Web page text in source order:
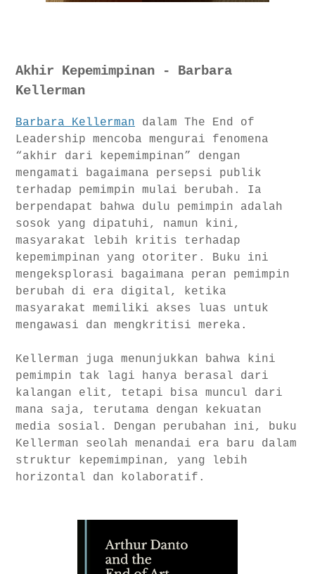
Akhir Kepemimpinan - Barbara
Kellerman
Barbara Kellerman dalam The End of
Leadership mencoba mengurai fenomena
“akhir dari kepemimpinan” dengan
mengamati bagaimana persepsi publik
terhadap pemimpin mulai berubah. Ia
berpendapat bahwa dulu pemimpin adalah
sosok yang dipatuhi, namun kini,
masyarakat lebih kritis terhadap
kepemimpinan yang otoriter. Buku ini
mengeksplorasi bagaimana peran pemimpin
berubah di era digital, ketika
masyarakat memiliki akses luas untuk
mengawasi dan mengkritisi mereka.
Kellerman juga menunjukkan bahwa kini
pemimpin tak lagi hanya berasal dari
kalangan elit, tetapi bisa muncul dari
mana saja, terutama dengan kekuatan
media sosial. Dengan perubahan ini, buku
Kellerman seolah menandai era baru dalam
struktur kepemimpinan, yang lebih
horizontal dan kolaboratif.